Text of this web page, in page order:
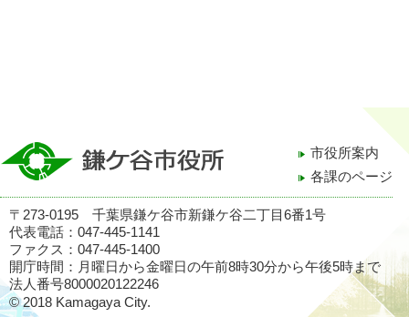
市役所案内
各課のページ
〒273-0195 千葉県鎌ケ谷市新鎌ケ谷二丁目6番1号
代表電話：047-445-1141
ファクス：047-445-1400
開庁時間：月曜日から金曜日の午前8時30分から午後5時まで
法人番号8000020122246
© 2018 Kamagaya City.